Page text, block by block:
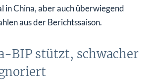
in China, aber auch überwiegend
aus der Berichtssaison.
BIP stützt, schwacher